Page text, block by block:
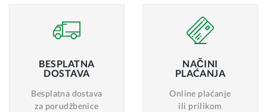
BESPLATNA
DOSTAVA
Besplatna dostava
za porudžbenice
NAČINI
PLAĆANJA
Online plaćanje
ili prilikom